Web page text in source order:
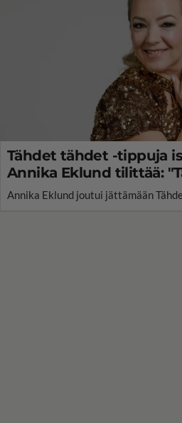
Tähdet tähdet -tippuja
Annika Eklund tilittää:
Annika Eklund joutui jättämään